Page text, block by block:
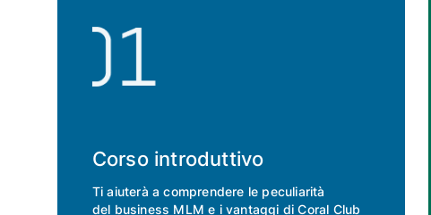
Corso introduttivo
Ti aiuterà a comprendere le peculiarità
del business MLM e i vantaggi di Coral Club